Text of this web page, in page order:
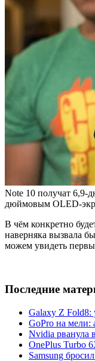
Note 10 получат
дюймовым OLED-
В чём конкретно
наверняка вызвала
можем увидеть
Последние
Galaxy Z Fold8:
GoPro на мели:
Nvidia рванула
OnePlus Turbo
Samsung